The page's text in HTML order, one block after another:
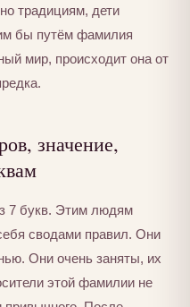
традициям, дети
бы путём фамилия
мир, происходит она от
значение,
7 букв. Этим людям
сводами правил. Они
Они очень заняты, их
этой фамилии не